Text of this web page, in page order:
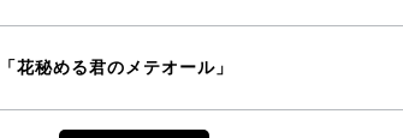
花秘める君のメテオール」